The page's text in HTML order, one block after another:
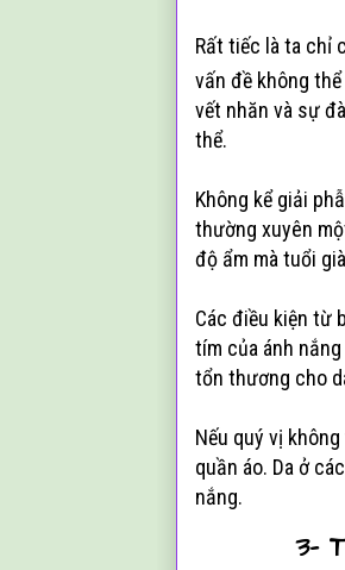
Rất tiếc là ta chỉ
vấn đề không
vết nhăn và sự
thể.
Không kể giải
thường xuyên
độ ẩm mà tuổi
Các điều kiện từ
tím của ánh
tổn thương cho
Nếu quý vị
quần áo. Da ở
nắng.
3-